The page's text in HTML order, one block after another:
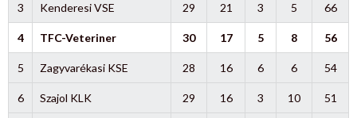
3 Kenderesi VSE 29 21 3 5 66
4 TFC-Veteriner 30 17 5 8 56
5 Zagyvarékasi KSE 28 16 6 6 54
6 Szajol KLK 29 16 3 10 51